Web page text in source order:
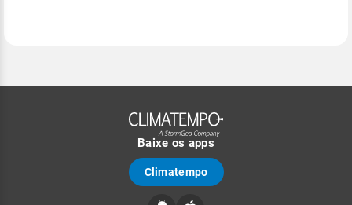
Baixe os apps
Climatempo